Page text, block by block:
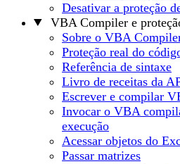
Desativar a proteção
VBA Compiler e
Sobre o VBA
Proteção real do
Referência de sintaxe
Livro de receitas da
Escrever e compilar
Invocar o VBA
execução
Acessar objetos do
Passar matrizes